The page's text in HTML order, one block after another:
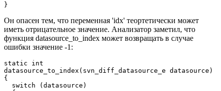
}
Он опасен тем, что переменная 'idx' теортетически может
иметь отрицательное значение. Анализатор заметил, что
функция datasource_to_index может возвращать в случае
ошибки значение -1:
static int
datasource_to_index(svn_diff_datasource_e datasource)
{
  switch (datasource)